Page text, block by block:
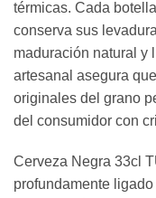
térmicas. Cada
conserva sus
maduración natural y
artesanal asegura
originales del grano
del consumidor con
Cerveza Negra 33cl
profundamente